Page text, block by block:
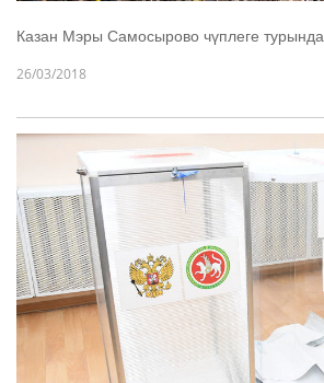
Казан Мэры Самосырово чүплеге турында
26/03/2018